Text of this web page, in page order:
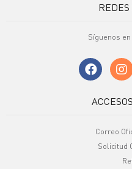
REDES
Síguenos
Correo
Solicitud